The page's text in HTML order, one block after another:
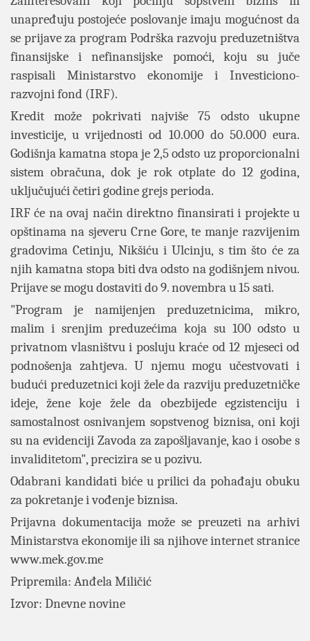
unapređuju postojeće poslovanje imaju mogućnost da
se prijave za program Podrška razvoju preduzetništva
finansijske i nefinansijske pomoći, koju su juče
raspisali Ministarstvo ekonomije i Investiciono-
razvojni fond (IRF).
Kredit može pokrivati najviše 75 odsto ukupne
investicije, u vrijednosti od 10.000 do 50.000 eura.
Godišnja kamatna stopa je 2,5 odsto uz proporcionalni
sistem obračuna, dok je rok otplate do 12 godina,
uključujući četiri godine grejs perioda.
IRF će na ovaj način direktno finansirati i projekte u
opštinama na sjeveru Crne Gore, te manje razvijenim
gradovima Cetinju, Nikšiću i Ulcinju, s tim što će za
njih kamatna stopa biti dva odsto na godišnjem nivou.
Prijave se mogu dostaviti do 9. novembra u 15 sati.
"Program je namijenjen preduzetnicima, mikro,
malim i srenjim preduzećima koja su 100 odsto u
privatnom vlasništvu i posluju kraće od 12 mjeseci od
podnošenja zahtjeva. U njemu mogu učestvovati i
budući preduzetnici koji žele da razviju preduzetničke
ideje, žene koje žele da obezbijede egzistenciju i
samostalnost osnivanjem sopstvenog biznisa, oni koji
su na evidenciji Zavoda za zapošljavanje, kao i osobe s
invaliditetom", precizira se u pozivu.
Odabrani kandidati biće u prilici da pohađaju obuku
za pokretanje i vođenje biznisa.
Prijavna dokumentacija može se preuzeti na arhivi
Ministarstva ekonomije ili sa njihove internet stranice
www.mek.gov.me
Pripremila: Anđela Miličić
Izvor: Dnevne novine